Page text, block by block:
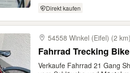
Direkt kaufen
54558 Winkel (Eifel) (2 km)
Fahrrad Trecking
Verkaufe Fahrrad 21 Gang